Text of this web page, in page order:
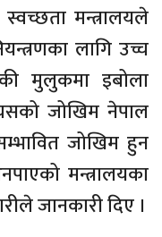
मन्त्रालयले
लागि उच्च
मुलुकमा इबोला
जोखिम नेपाल
जोखिम हुन
मन्त्रालयका
जानकारी दिए ।